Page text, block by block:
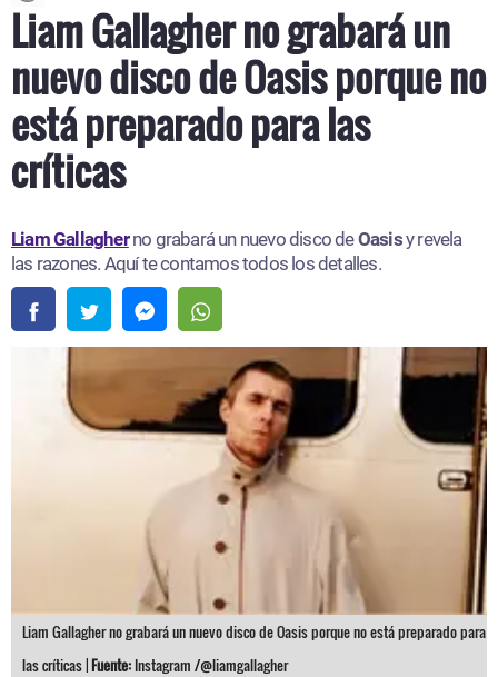
Liam Gallagher no grabará un
nuevo disco de Oasis porque no
está preparado para las
críticas
Liam Gallagherno grabará un nuevo disco deOasisy revela
las razones. Aquí te contamos todos los detalles.
Liam Gallagher no grabará un nuevo disco de Oasis porque no está preparado para
las críticas |Fuente: Instagram /@liamgallagher